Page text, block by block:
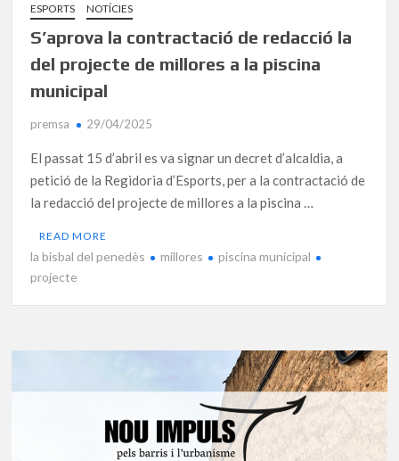
ESPORTS NOTÍCIES
S’aprova la contractació de redacció la
del projecte de millores a la piscina
municipal
premsa 29/04/2025
El passat 15 d’abril es va signar un decret d’alcaldia, a
petició de la Regidoria d’Esports, per a la contractació de
la redacció del projecte de millores a la piscina …
READ MORE
la bisbal del penedès millores
piscina municipal
projecte